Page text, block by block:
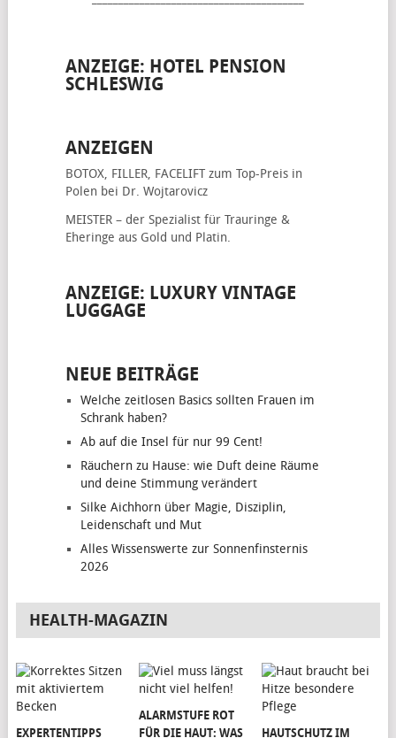
ANZEIGE: HOTEL PENSION
SCHLESWIG
ANZEIGEN
BOTOX, FILLER, FACELIFTzum Top-Preis in
Polen bei Dr. Wojtarovicz
MEISTER – der Spezialist für Trauringe &
Eheringe aus Gold und Platin.
ANZEIGE: LUXURY VINTAGE
LUGGAGE
NEUE BEITRÄGE
Welche zeitlosen Basics sollten Frauen im
Schrank haben?
Ab auf die Insel für nur 99 Cent!
Räuchern zu Hause: wie Duft deine Räume
und deine Stimmung verändert
Silke Aichhorn über Magie, Disziplin,
Leidenschaft und Mut
Alles Wissenswerte zur Sonnenfinsternis
2026
HEALTH-MAGAZIN
EXPERTENTIPPS
ALARMSTUFE ROT
FÜR DIE HAUT: WAS
HAUTSCHUTZ IM